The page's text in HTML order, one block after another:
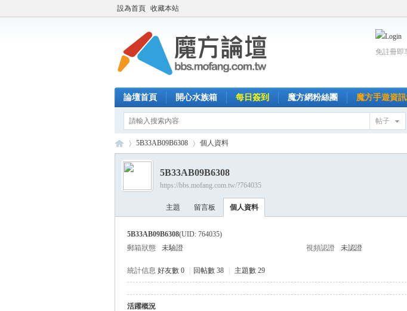
設為首頁 收藏本站
免註冊即
論壇首頁 開心水族箱 每日簽到 魔方網粉絲團 魔方手遊資
帖子
›
5B33AB09B6308 個人資料
5B33AB09B6308
https://bbs.mofang.com.tw/?764035
主題 留言板 個人資料
5B33AB09B6308(UID: 764035)
郵箱狀態
未驗證 視頻認證 未認證
統計信息 好友數 0 回帖數 38 主題數 29
活躍概況